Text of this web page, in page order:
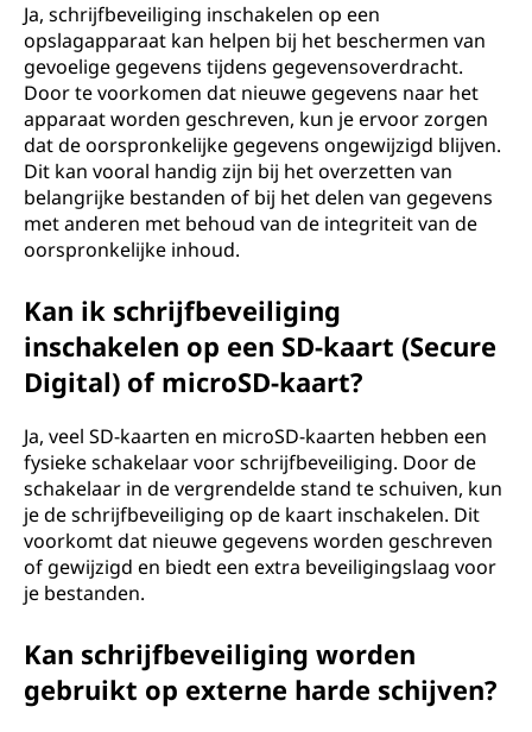
Ja, schrijfbeveiliging inschakelen op een
opslagapparaat kan helpen bij het beschermen van
gevoelige gegevens tijdens gegevensoverdracht.
Door te voorkomen dat nieuwe gegevens naar het
apparaat worden geschreven, kun je ervoor zorgen
dat de oorspronkelijke gegevens ongewijzigd blijven.
Dit kan vooral handig zijn bij het overzetten van
belangrijke bestanden of bij het delen van gegevens
met anderen met behoud van de integriteit van de
oorspronkelijke inhoud.
Kan ik schrijfbeveiliging
inschakelen op een SD-kaart (Secure
Digital) of microSD-kaart?
Ja, veel SD-kaarten en microSD-kaarten hebben een
fysieke schakelaar voor schrijfbeveiliging. Door de
schakelaar in de vergrendelde stand te schuiven, kun
je de schrijfbeveiliging op de kaart inschakelen. Dit
voorkomt dat nieuwe gegevens worden geschreven
of gewijzigd en biedt een extra beveiligingslaag voor
je bestanden.
Kan schrijfbeveiliging worden
gebruikt op externe harde schijven?